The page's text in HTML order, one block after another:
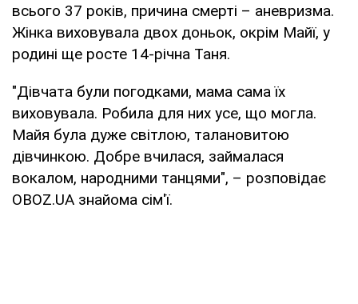
всього 37 років, причина смерті – аневризма.
Жінка виховувала двох доньок, окрім Майї, у
родині ще росте 14-річна Таня.
"Дівчата були погодками, мама сама їх
виховувала. Робила для них усе, що могла.
Майя була дуже світлою, талановитою
дівчинкою. Добре вчилася, займалася
вокалом, народними танцями", – розповідає
OBOZ.UA знайома сім'ї.